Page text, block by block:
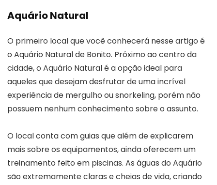
Aquário Natural
O primeiro local que você conhecerá nesse artigo é
o Aquário Natural de Bonito. Próximo ao centro da
cidade, o Aquário Natural é a opção ideal para
aqueles que desejam desfrutar de uma incrível
experiência de mergulho ou snorkeling, porém não
possuem nenhum conhecimento sobre o assunto.
O local conta com guias que além de explicarem
mais sobre os equipamentos, ainda oferecem um
treinamento feito em piscinas. As águas do Aquário
são extremamente claras e cheias de vida, criando